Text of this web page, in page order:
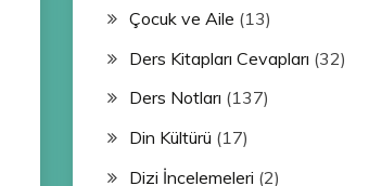
Çocuk ve Aile (13)
Ders Kitapları Cevapları (32)
Ders Notları (137)
Din Kültürü (17)
Dizi İncelemeleri (2)